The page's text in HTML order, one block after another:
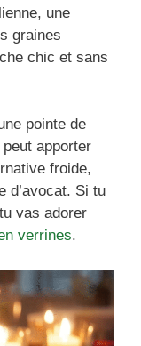
une
graines
chic et sans
pointe de
apporter
froide,
d’avocat. Si tu
vas adorer
verrines.